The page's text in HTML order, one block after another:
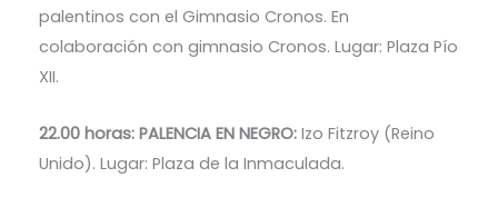
palentinos con el Gimnasio Cronos. En
colaboración con gimnasio Cronos. Lugar: Plaza Pío
XII.
22.00 horas: PALENCIA EN NEGRO:Izo Fitzroy (Reino
Unido). Lugar: Plaza de la Inmaculada.